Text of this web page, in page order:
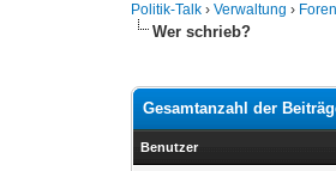
Politik-Talk ›Verwaltung ›
Wer schrieb?
Gesamtanzahl der
Benutzer